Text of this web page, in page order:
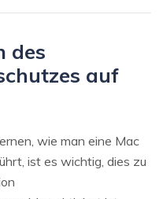
des
auf
wie man eine Mac
ist es wichtig, dies zu